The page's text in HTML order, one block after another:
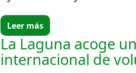
Leer más
La Laguna acoge
internacional de